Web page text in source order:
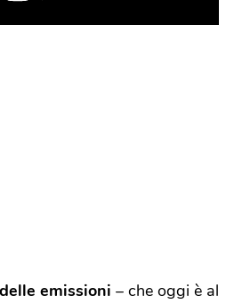
emissioni – che oggi è al